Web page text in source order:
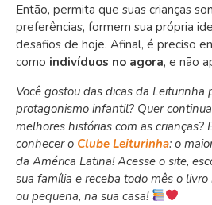
Então, permita que suas crianças
preferências, formem sua própria
desafios de hoje. Afinal, é preciso
como indivíduos no agora, e não
Você gostou das dicas da Leiturinha
protagonismo infantil? Quer
melhores histórias com as crianças?
conhecer o Clube Leiturinha: o
da América Latina! Acesse o site,
sua família e receba todo mês o
ou pequena, na sua casa!